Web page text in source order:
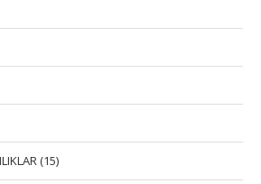
(15)